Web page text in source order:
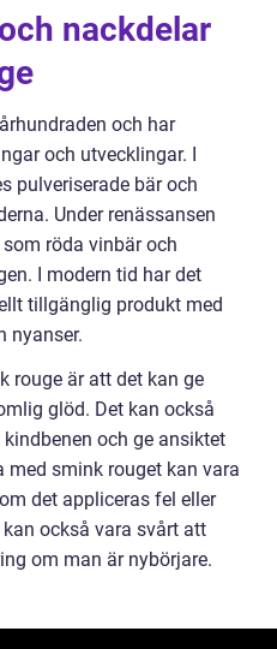
nackdelar
och har
och utvecklingar. I
pulveriserade bär och
Under renässansen
röda vinbär och
I modern tid har det
tillgänglig produkt med
nyanser.
rouge är att det kan ge
glöd. Det kan också
och ge ansiktet
med smink rouget kan vara
det appliceras fel eller
också vara svårt att
om man är nybörjare.